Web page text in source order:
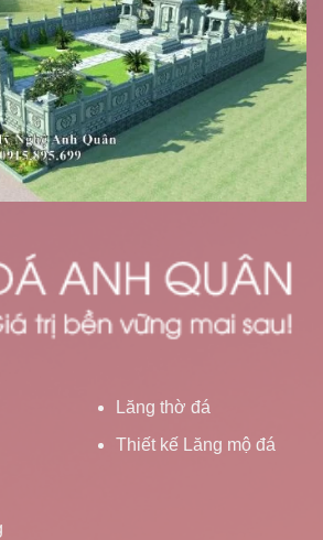
Lăng thờ đá
Thiết kế Lăng mộ đá